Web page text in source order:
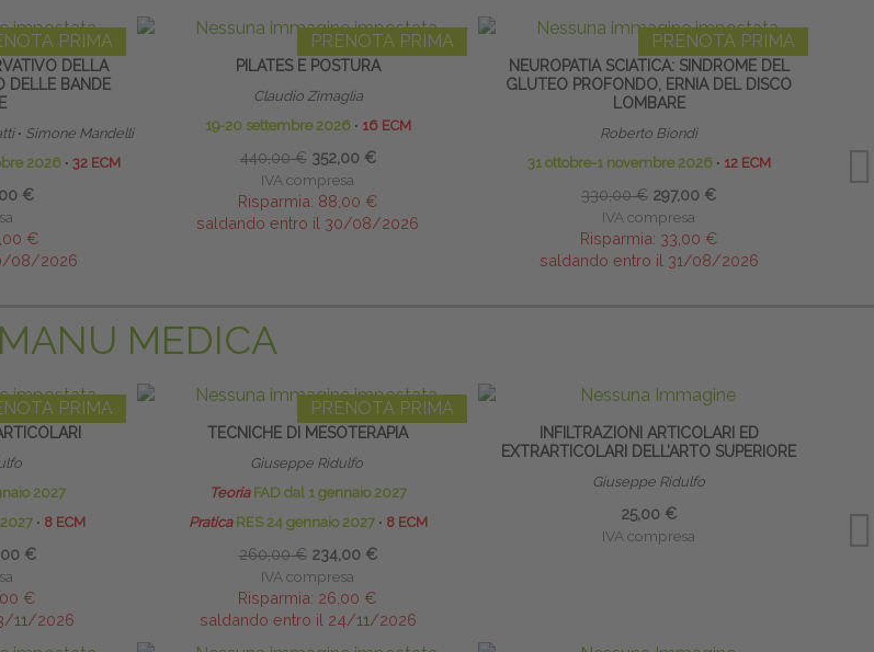
PRIMA
DELLA
DELLE BANDE
∙ Simone Mandelli
2026 ∙ 32 ECM
€
€
08/2026
PRENOTA PRIMA
PILATES E POSTURA
Claudio Zimaglia
19-20 settembre 2026 ∙ 16 ECM
440,00 € 352,00 €
IVA compresa
Risparmia: 88,00 €
saldando entro il 30/08/2026
PRENOTA PRIMA
NEUROPATIA SCIATICA: SINDROME DEL
GLUTEO PROFONDO, ERNIA DEL DISCO
LOMBARE
Roberto Biondi
31 ottobre-1 novembre 2026 ∙ 12 ECM
330,00 € 297,00 €
IVA compresa
Risparmia: 33,00 €
saldando entro il 31/08/2026
MANU MEDICA
PRIMA
2027
∙ 8 ECM
€
€
11/2026
PRENOTA PRIMA
TECNICHE DI MESOTERAPIA
Giuseppe Ridulfo
Teoria FAD dal 1 gennaio 2027
PraticaRES 24 gennaio 2027 ∙ 8 ECM
260,00 € 234,00 €
IVA compresa
Risparmia: 26,00 €
saldando entro il 24/11/2026
INFILTRAZIONI ARTICOLARI ED
EXTRARTICOLARI DELL’ARTO SUPERIORE
Giuseppe Ridulfo
25,00 €
IVA compresa